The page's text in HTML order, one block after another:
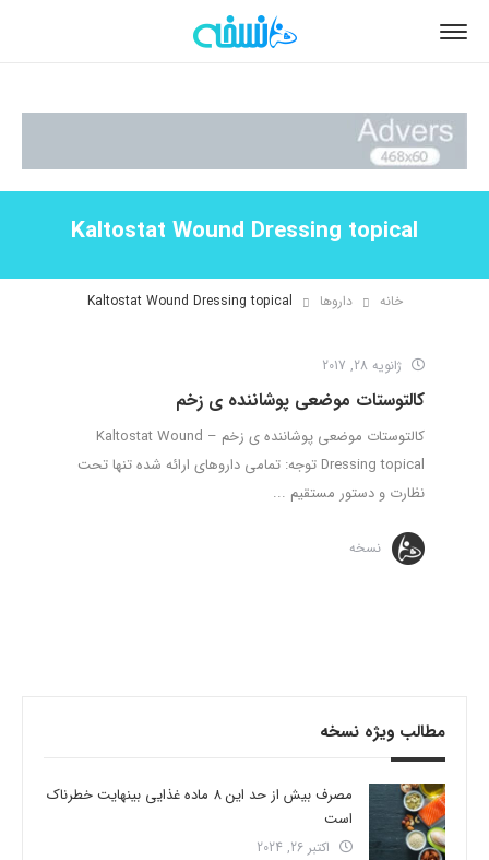
Kaltostat Wound Dressing topical
خانه داروها Kaltostat Wound Dressing topical
ژانویه 28, 2017
کالتوستات موضعی پوشاننده ی زخم
کالتوستات موضعی پوشاننده ی زخم – Kaltostat Wound
Dressing topical توجه: تمامی داروهای ارائه شده تنها تحت
نظارت و دستور مستقیم ...
نسخه
مطالب ویژه نسخه
مصرف بیش از حد این 8 ماده غذایی بینهایت خطرناک
است
اکتبر 26, 2024